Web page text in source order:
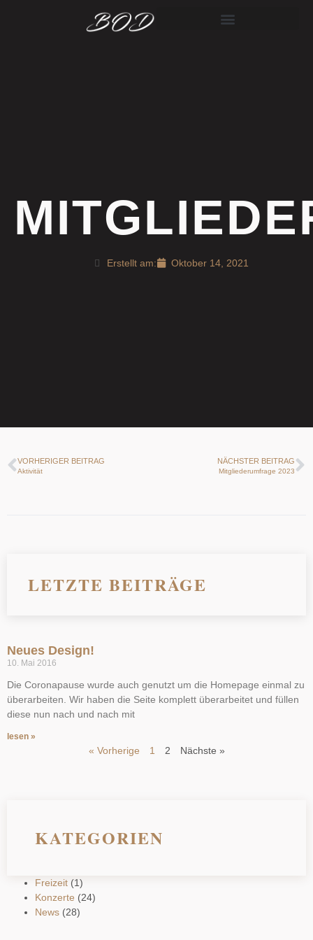
Erstellt am: Oktober 14, 2021
VORHERIGER BEITRAG
Aktivität
NÄCHSTER BEITRAG
Mitgliederumfrage 2023
LETZTE BEITRÄGE
Neues Design!
10. Mai 2016
Die Coronapause wurde auch genutzt um die Homepage einmal zu
überarbeiten. Wir haben die Seite komplett überarbeitet und füllen
diese nun nach und nach mit
lesen »
« Vorherige 1 2 Nächste »
KATEGORIEN
Freizeit (1)
Konzerte (24)
News (28)